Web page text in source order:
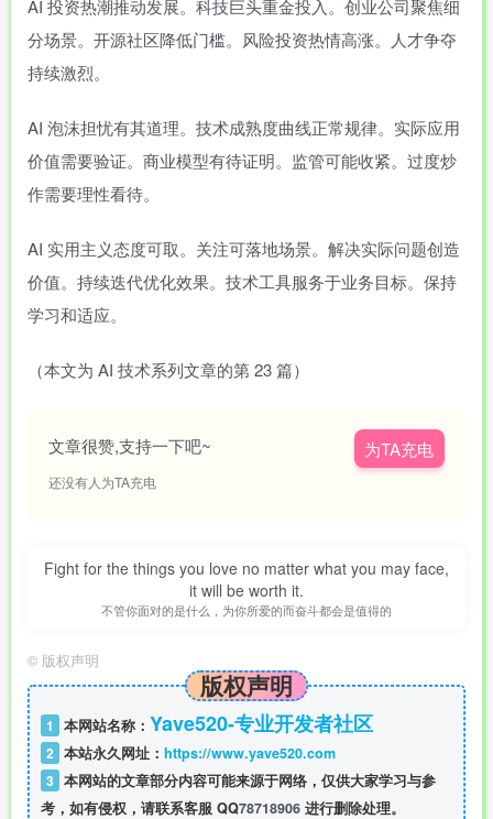
AI 投资热潮推动发展。科技巨头重金投入。创业公司聚焦细
分场景。开源社区降低门槛。风险投资热情高涨。人才争夺
持续激烈。
AI 泡沫担忧有其道理。技术成熟度曲线正常规律。实际应用
价值需要验证。商业模型有待证明。监管可能收紧。过度炒
作需要理性看待。
AI 实用主义态度可取。关注可落地场景。解决实际问题创造
价值。持续迭代优化效果。技术工具服务于业务目标。保持
学习和适应。
（本文为 AI 技术系列文章的第 23 篇）
文章很赞,支持一下吧~
还没有人为TA充电
为TA充电
Fight for the things you love no matter what you may face,
it will be worth it.
不管你面对的是什么，为你所爱的而奋斗都会是值得的
© 版权声明
版权声明
1 本网站名称： Yave520-专业开发者社区
2 本站永久网址： https://www.yave520.com
3 本网站的文章部分内容可能来源于网络，仅供大家学习与参
考，如有侵权，请联系客服 QQ78718906 进行删除处理。